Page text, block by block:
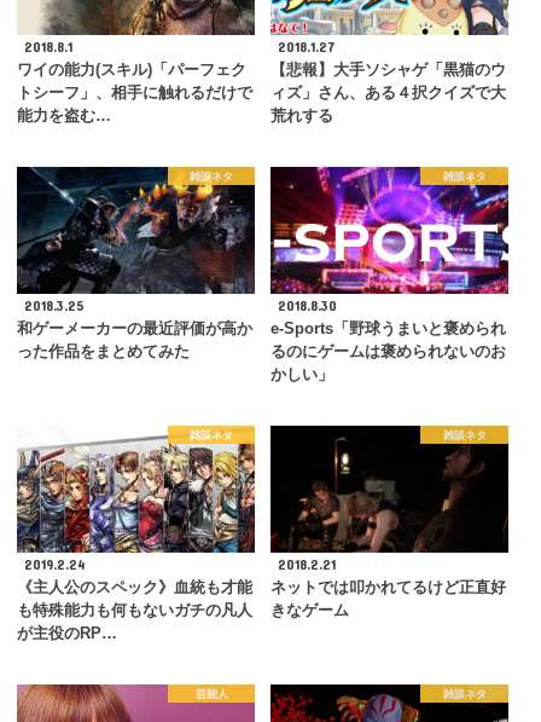
2018.8.1
ワイの能力(スキル)「パーフェク
トシーフ」、相手に触れるだけで
能力を盗む…
2018.1.27
【悲報】大手ソシャゲ「黒猫のウ
ィズ」さん、ある４択クイズで大
荒れする
雑談ネタ
2018.3.25
和ゲーメーカーの最近評価が高か
った作品をまとめてみた
雑談ネタ
2018.8.30
e-Sports「野球うまいと褒められ
るのにゲームは褒められないのお
かしい」
雑談ネタ
2019.2.24
《主人公のスペック》血統も才能
も特殊能力も何もないガチの凡人
が主役のRP…
雑談ネタ
2018.2.21
ネットでは叩かれてるけど正直好
きなゲーム
芸能人 雑談ネタ